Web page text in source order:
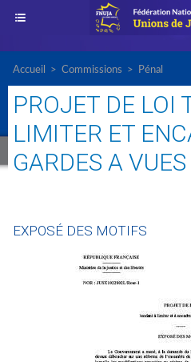
Accueil > Commissions > Pénal
PROJET DE LOI
LIMITER ET
GARDES A VUES
EXPOSÉ DES MOTIFS